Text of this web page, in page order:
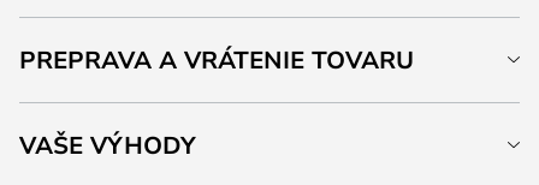
PREPRAVA A VRÁTENIE TOVARU
VAŠE VÝHODY